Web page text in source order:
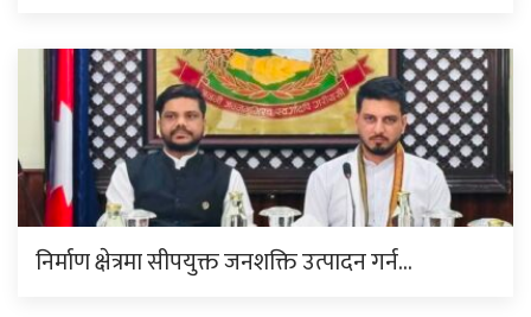
निर्माण क्षेत्रमा सीपयुक्त जनशक्ति उत्पादन गर्न…